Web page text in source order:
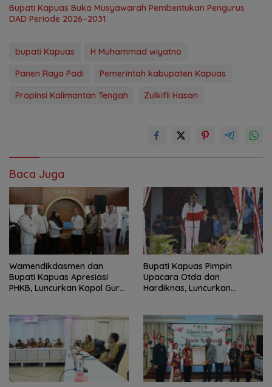
Bupati Kapuas Buka Musyawarah Pembentukan Pengurus
DAD Periode 2026–2031
bupati Kapuas
H Muhammad wiyatno
Panen Raya Padi
Pemerintah kabupaten Kapuas
Propinsi Kalimantan Tengah
Zulkifli Hasan
Baca Juga
‎Wamendikdasmen dan
Bupati Kapuas Apresiasi
PHKB, Luncurkan Kapal Guru
Bupati Kapuas Pimpin
Upacara Otda dan
Hardiknas, Luncurkan